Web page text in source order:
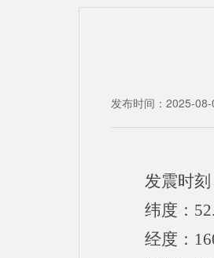
发布时间：2025-
发震时刻
纬度：
经度：